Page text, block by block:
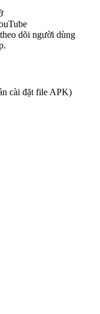
dõi người dùng
cài đặt file APK)